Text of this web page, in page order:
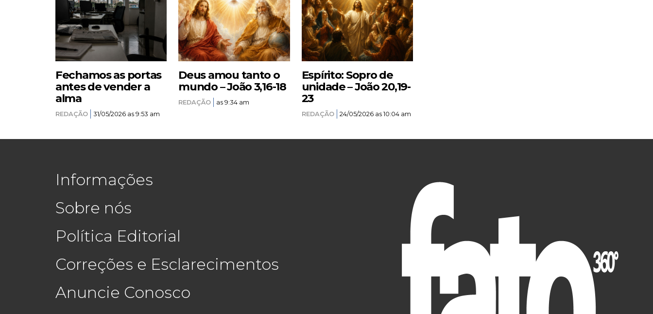
Fechamos as portas
antes de vender a
alma
REDAÇÃO 31/05/2026 as 9:53 am
Deus amou tanto o
mundo – João 3,16-18
REDAÇÃO as 9:34 am
Espírito: Sopro de
unidade – João 20,19-
23
REDAÇÃO 24/05/2026 as 10:04 am
Informações
Sobre nós
Política Editorial
Correções e Esclarecimentos
Anuncie Conosco